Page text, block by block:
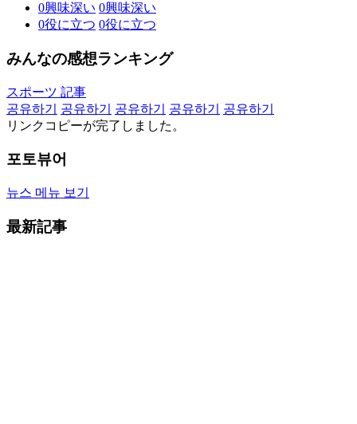
0興味深い 0興味深い
0役に立つ 0役に立つ
みんなの感想ランキング
スポーツ 記事
공유하기
공유하기 공유하기 공유하기
공유하기
リンクコピーが完了しました。
포토뷰어
뉴스 메뉴 보기
最新記事